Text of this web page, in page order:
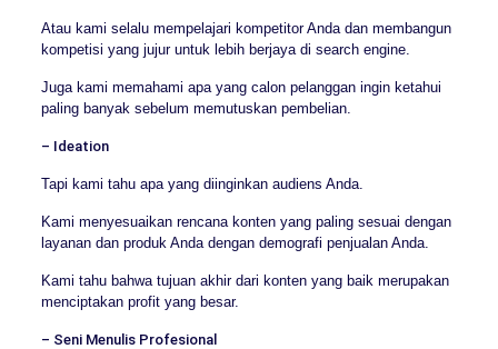
Atau kami selalu mempelajari kompetitor Anda dan membangun
kompetisi yang jujur untuk lebih berjaya di search engine.
Juga kami memahami apa yang calon pelanggan ingin ketahui
paling banyak sebelum memutuskan pembelian.
– Ideation
Tapi kami tahu apa yang diinginkan audiens Anda.
Kami menyesuaikan rencana konten yang paling sesuai dengan
layanan dan produk Anda dengan demografi penjualan Anda.
Kami tahu bahwa tujuan akhir dari konten yang baik merupakan
menciptakan profit yang besar.
– Seni Menulis Profesional